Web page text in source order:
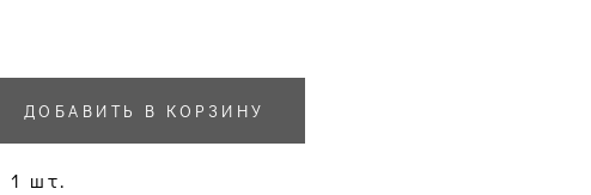
1 шт.
ДОБАВИТЬ В КОРЗИНУ